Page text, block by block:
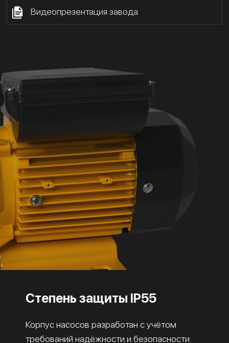
Видеопрезентация завода
Степень защиты IP55
Корпус насосов разработан с учётом
требований надёжности и безопасности.